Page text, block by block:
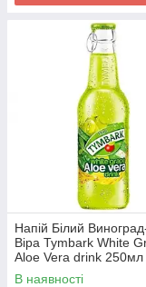
Напій Білий
Віра Tymbark White
Aloe Vera drink 250мл
Польща
В наявності